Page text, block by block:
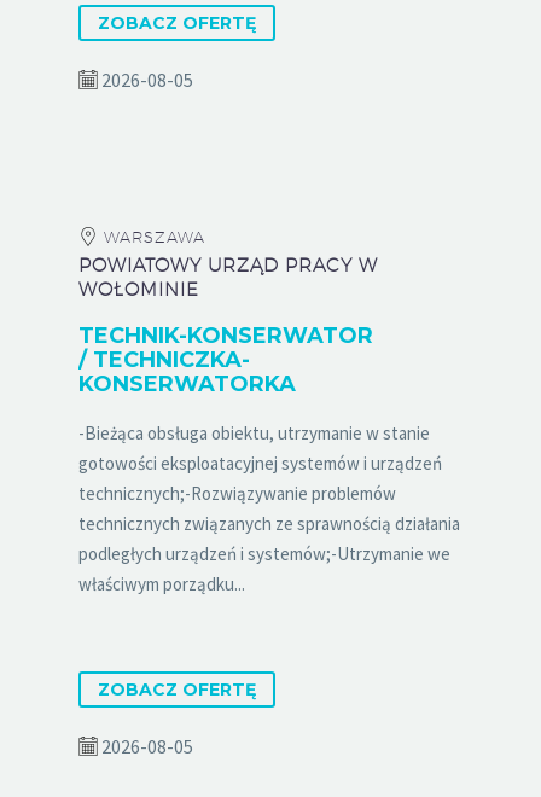
ZOBACZ OFERTĘ
2026-08-05
WARSZAWA
POWIATOWY URZĄD PRACY W
WOŁOMINIE
TECHNIK-KONSERWATOR
/ TECHNICZKA-
KONSERWATORKA
-Bieżąca obsługa obiektu, utrzymanie w stanie
gotowości eksploatacyjnej systemów i urządzeń
technicznych;-Rozwiązywanie problemów
technicznych związanych ze sprawnością działania
podległych urządzeń i systemów;-Utrzymanie we
właściwym porządku...
ZOBACZ OFERTĘ
2026-08-05